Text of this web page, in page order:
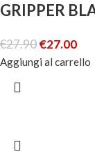
GRIPPER
€27.90€27.00
Aggiungi al carrello